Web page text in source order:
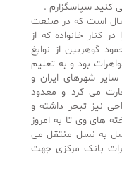
کنید سپاسگزارم .
گوهربین هستم و تقریبا 60 سال است که در صنعت
کنار خانواده که از
گوهربین از نوابغ
بود و به تعلیم
شهرهای ایران و
می کرد و معدود
نیز تبحر داشته و
های وی تا به امروز
نسل به نسل منتقل می
بانک مرکزی جهت